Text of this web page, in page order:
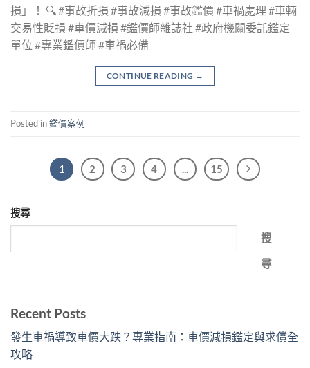
損」！ 🔍 #事故折損 #事故減損 #事故鑑價 #車禍處理 #車輛
交易性貶損 #車價減損 #鑑價師雜誌社 #政府機關委託鑑定
單位 #專業鑑價師 #車禍必備
CONTINUE READING →
Posted in鑑價案例
1 2 3 4 ... 15
搜尋
搜
尋
Recent Posts
發生車禍導致車價大跌？專業指南：車價減損鑑定與求償全
攻略